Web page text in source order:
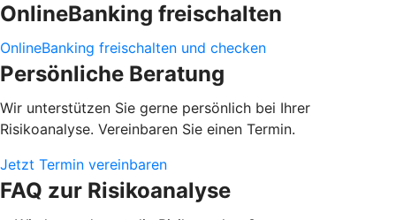
OnlineBanking freischalten
OnlineBanking freischalten und checken
Persönliche Beratung
Wir unterstützen Sie gerne persönlich bei Ihrer
Risikoanalyse. Vereinbaren Sie einen Termin.
Jetzt Termin vereinbaren
FAQ zur Risikoanalyse